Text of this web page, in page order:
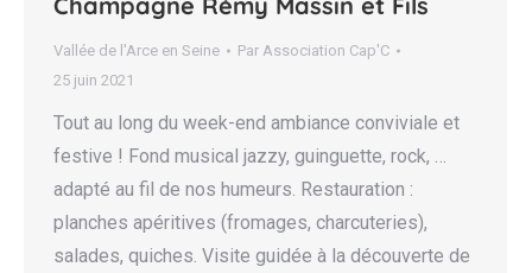
Vallée de l'Arce en Seine Par Association Cap'C
25 juin 2021
Tout au long du week-end ambiance conviviale et
festive ! Fond musical jazzy, guinguette, rock, …
adapté au fil de nos humeurs. Restauration :
planches apéritives (fromages, charcuteries),
salades, quiches. Visite guidée à la découverte de